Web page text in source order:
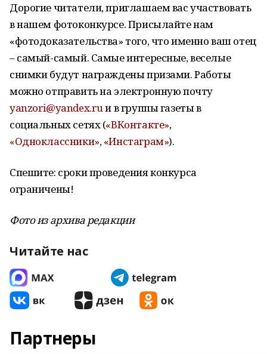
Дорогие читатели, приглашаем вас участвовать
в нашем фотоконкурсе. Присылайте нам
«фотодоказательства» того, что именно ваш отец
– самый-самый. Самые интересные, веселые
снимки будут награждены призами. Работы
можно отправить на электронную почту
yanzori@yandex.ruи в группы газеты в
социальных сетях («ВКонтакте»,
«Одноклассники»,«Инстаграм»).
Спешите: сроки проведения конкурса
ограничены!
Фото из архива редакции
Читайте нас
Партнеры